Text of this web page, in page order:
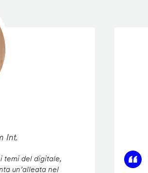
Int.
temi del digitale,
un’alleata nel